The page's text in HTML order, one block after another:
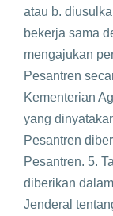
atau b.
bekerja sama
mengajukan
Pesantren
Kementerian
yang
Pesantren
Pesantren. 5.
diberikan
Jenderal